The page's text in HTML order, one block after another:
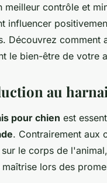
meilleur contrôle et
influencer
Découvrez comment
le bien-être de votre
au
pour chien est
. Contrairement aux
le corps de
maîtrise lors des